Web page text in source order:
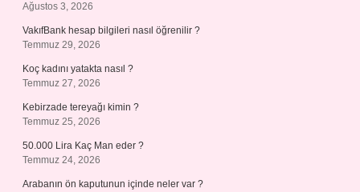
Ağustos 3, 2026
VakıfBank hesap bilgileri nasıl öğrenilir ?
Temmuz 29, 2026
Koç kadını yatakta nasıl ?
Temmuz 27, 2026
Kebirzade tereyağı kimin ?
Temmuz 25, 2026
50.000 Lira Kaç Man eder ?
Temmuz 24, 2026
Arabanın ön kaputunun içinde neler var ?